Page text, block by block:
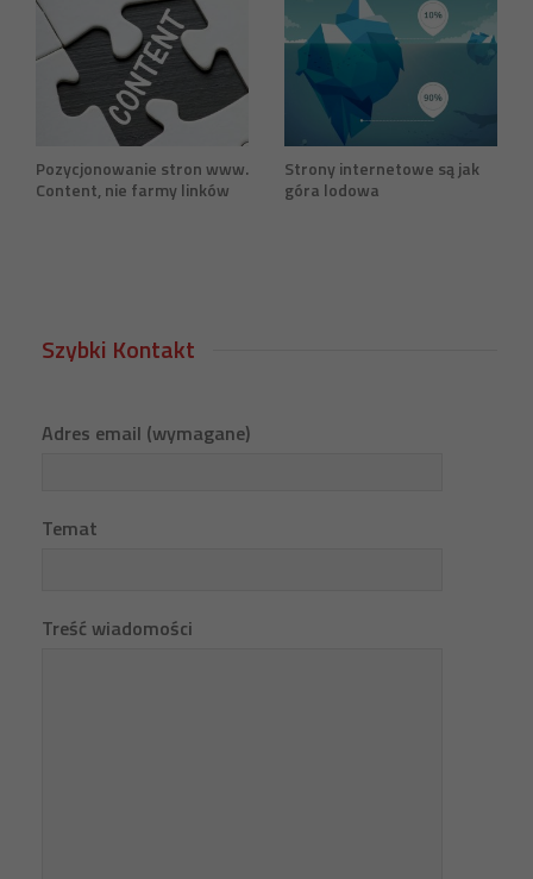
Pozycjonowanie stron www.
Content, nie farmy linków
Strony internetowe są jak
góra lodowa
Szybki Kontakt
Adres email (wymagane)
Temat
Treść wiadomości